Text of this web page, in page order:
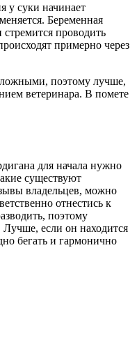
у суки начинает
Беременная
стремится проводить
примерно через
поэтому лучше,
ветеринара. В помете
для начала нужно
существуют
владельцев, можно
отнестись к
поэтому
если он находится
бегать и гармонично